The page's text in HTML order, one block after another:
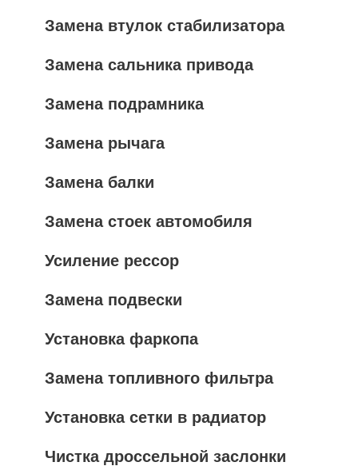
Замена втулок стабилизатора
Замена сальника привода
Замена подрамника
Замена рычага
Замена балки
Замена стоек автомобиля
Усиление рессор
Замена подвески
Установка фаркопа
Замена топливного фильтра
Установка сетки в радиатор
Чистка дроссельной заслонки